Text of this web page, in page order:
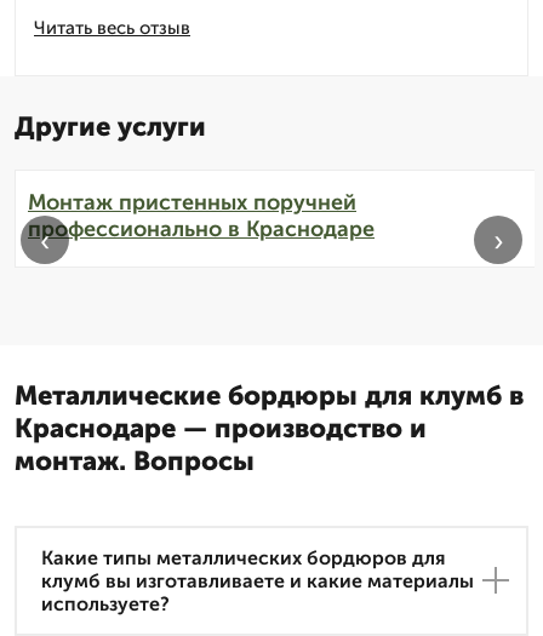
Читать весь отзыв
Другие услуги
Монтаж пристенных поручней
профессионально в Краснодаре
‹ ›
Металлические бордюры для клумб в
Краснодаре — производство и
монтаж. Вопросы
Какие типы металлических бордюров для
клумб вы изготавливаете и какие материалы
используете?